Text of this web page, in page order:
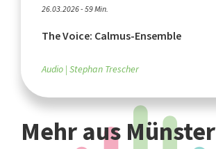
26.03.2026 - 59 Min.
The Voice: Calmus-Ensemble
Audio Stephan Trescher
Mehr aus Münster